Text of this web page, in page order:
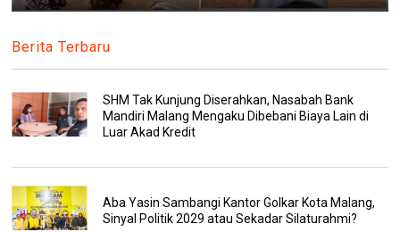
Berita Terbaru
SHM Tak Kunjung Diserahkan, Nasabah Bank
Mandiri Malang Mengaku Dibebani Biaya Lain di
Luar Akad Kredit
Aba Yasin Sambangi Kantor Golkar Kota Malang,
Sinyal Politik 2029 atau Sekadar Silaturahmi?